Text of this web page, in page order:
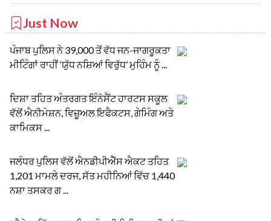
Just Now
ਪੰਜਾਬ ਪੁਲਿਸ ਨੇ 39,000 ਤੋਂ ਵੱਧ ਜਨ-ਜਾਗਰੂਕਤਾ
ਮੀਟਿੰਗਾਂ ਰਾਹੀਂ ‘ਯੁੱਧ ਨਸ਼ਿਆਂ ਵਿਰੁੱਧ’ ਮੁਹਿੰਮ ਨੂੰ ...
ਦਿਸ਼ਾ ਤਹਿਤ ਅੰਤਰਗਤ ਇੰਨੋਸੈਂਟ ਹਾਰਟਸ ਸਕੂਲ
ਵੱਲੋਂ ਐਨੀਮੇਸ਼ਨ, ਵਿਜ਼ੂਅਲ ਇਫੈਕਟਸ, ਗੇਮਿੰਗ ਅਤੇ
ਕਾਮਿਕਸ ...
ਜਲੰਧਰ ਪੁਲਿਸ ਵੱਲੋਂ ਐਨਡੀਪੀਐੱਸ ਐਕਟ ਤਹਿਤ
1,201 ਮਾਮਲੇ ਦਰਜ, ਸੱਤ ਮਹੀਨਿਆਂ ਵਿੱਚ 1,440
ਨਸ਼ਾ ਤਸਕਰ ਗ ...